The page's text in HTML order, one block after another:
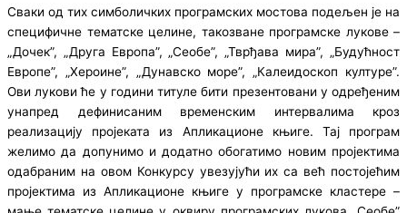
Сваки од тих симболичких програмских мостова подељен је на
специфичне тематске целине, такозване програмске лукове –
„Дочек”, „Друга Европа”, „Сеобе”, „Тврђава мира”, „Будућност
Европе”, „Хероине”, „Дунавско море”, „Калеидоскоп културе”.
Ови лукови ће у години титуле бити презентовани у одређеним
унапред дефинисаним временским интервалима кроз
реализацију пројеката из Апликационе књиге. Тај програм
желимо да допунимо и додатно обогатимо новим пројектима
одабраним на овом Конкурсу увезујући их са већ постојећим
пројектима из Апликационе књиге у програмске кластере –